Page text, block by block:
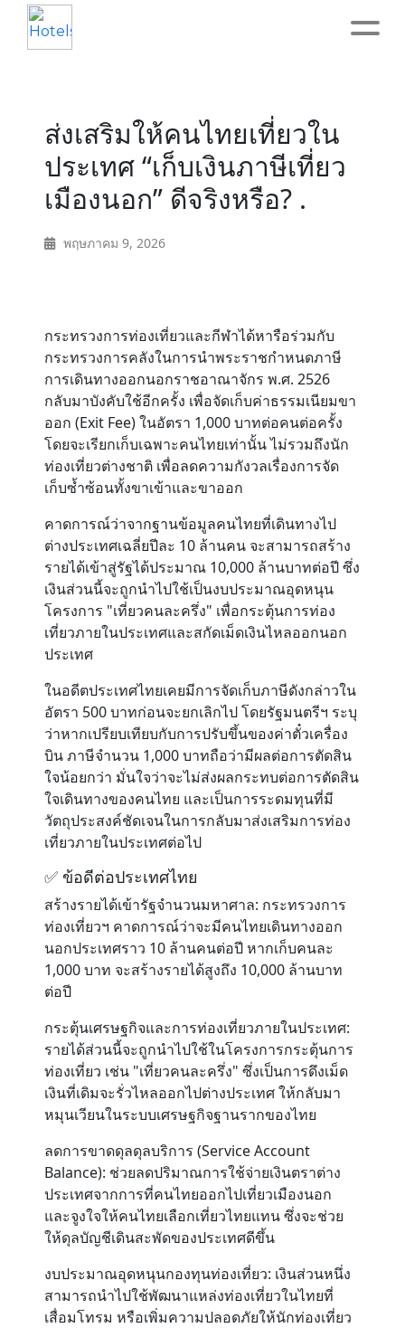
About
Service
Operation
Accounting
Blog
Contact
ส่งเสริมให้คนไทยเที่ยวใน
ประเทศ “เก็บเงินภาษีเที่ยว
เมืองนอก” ดีจริงหรือ? .
พฤษภาคม 9, 2026
กระทรวงการท่องเที่ยวและกีฬาได้หารือร่วมกับ
กระทรวงการคลังในการนำพระราชกำหนดภาษี
การเดินทางออกนอกราชอาณาจักร พ.ศ. 2526
กลับมาบังคับใช้อีกครั้ง เพื่อจัดเก็บค่าธรรมเนียมขา
ออก (Exit Fee) ในอัตรา 1,000 บาทต่อคนต่อครั้ง
โดยจะเรียกเก็บเฉพาะคนไทยเท่านั้น ไม่รวมถึงนัก
ท่องเที่ยวต่างชาติ เพื่อลดความกังวลเรื่องการจัด
เก็บซ้ำซ้อนทั้งขาเข้าและขาออก
คาดการณ์ว่าจากฐานข้อมูลคนไทยที่เดินทางไป
ต่างประเทศเฉลี่ยปีละ 10 ล้านคน จะสามารถสร้าง
รายได้เข้าสู่รัฐได้ประมาณ 10,000 ล้านบาทต่อปี ซึ่ง
เงินส่วนนี้จะถูกนำไปใช้เป็นงบประมาณอุดหนุน
โครงการ "เที่ยวคนละครึ่ง" เพื่อกระตุ้นการท่อง
เที่ยวภายในประเทศและสกัดเม็ดเงินไหลออกนอก
ประเทศ
ในอดีตประเทศไทยเคยมีการจัดเก็บภาษีดังกล่าวใน
อัตรา 500 บาทก่อนจะยกเลิกไป โดยรัฐมนตรีฯ ระบุ
ว่าหากเปรียบเทียบกับการปรับขึ้นของค่าตั๋วเครื่อง
บิน ภาษีจำนวน 1,000 บาทถือว่ามีผลต่อการตัดสิน
ใจน้อยกว่า มั่นใจว่าจะไม่ส่งผลกระทบต่อการตัดสิน
ใจเดินทางของคนไทย และเป็นการระดมทุนที่มี
วัตถุประสงค์ชัดเจนในการกลับมาส่งเสริมการท่อง
เที่ยวภายในประเทศต่อไป
✅ ข้อดีต่อประเทศไทย
สร้างรายได้เข้ารัฐจำนวนมหาศาล: กระทรวงการ
ท่องเที่ยวฯ คาดการณ์ว่าจะมีคนไทยเดินทางออก
นอกประเทศราว 10 ล้านคนต่อปี หากเก็บคนละ
1,000 บาท จะสร้างรายได้สูงถึง 10,000 ล้านบาท
ต่อปี
กระตุ้นเศรษฐกิจและการท่องเที่ยวภายในประเทศ:
รายได้ส่วนนี้จะถูกนำไปใช้ในโครงการกระตุ้นการ
ท่องเที่ยว เช่น "เที่ยวคนละครึ่ง" ซึ่งเป็นการดึงเม็ด
เงินที่เดิมจะรั่วไหลออกไปต่างประเทศ ให้กลับมา
หมุนเวียนในระบบเศรษฐกิจฐานรากของไทย
ลดการขาดดุลดุลบริการ (Service Account
Balance): ช่วยลดปริมาณการใช้จ่ายเงินตราต่าง
ประเทศจากการที่คนไทยออกไปเที่ยวเมืองนอก
และจูงใจให้คนไทยเลือกเที่ยวไทยแทน ซึ่งจะช่วย
ให้ดุลบัญชีเดินสะพัดของประเทศดีขึ้น
งบประมาณอุดหนุนกองทุนท่องเที่ยว: เงินส่วนหนึ่ง
สามารถนำไปใช้พัฒนาแหล่งท่องเที่ยวในไทยที่
เสื่อมโทรม หรือเพิ่มความปลอดภัยให้นักท่องเที่ยว